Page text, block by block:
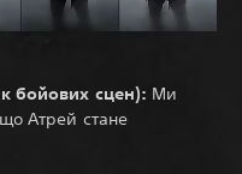
бойових сцен): Ми
Атрей стане